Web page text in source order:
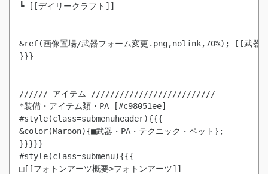
┗ [[デイリークラフト]]
----
&ref(画像置場/武器フォーム変更.png,nolink,70%); [[武器
}}}
////// アイテム //////////////////////////
*装備・アイテム類・PA [#c98051ee]
#style(class=submenuheader){{{
&color(Maroon){■武器・PA・テクニック・ペット};
}}}}}
#style(class=submenu){{{
□[[フォトンアーツ概要>フォトンアーツ]]